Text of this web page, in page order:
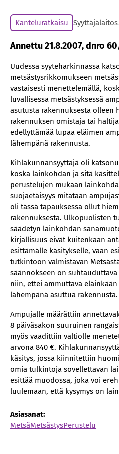
Kanteluratkaisu Syyttäjälaitos
Annettu 21.8.2007, dnro
Uudessa syyteharkinnassa
metsästysrikkomukseen
vastaisesti menettelemällä,
luvallisessa metsästyksessä
asutusta rakennuksesta olleen
rakennuksen omistaja tai
edellyttämää lupaa eläimen
lähempänä rakennusta.
Kihlakunnansyyttäjä oli
koska lainkohdan ja sitä
perustelujen mukaan
suojaetäisyys mitataan
oli tässä tapauksessa ollut
rakennuksesta. Ulkopuolisten
säädetyn lainkohdan
kirjallisuus eivät kuitenkaan
esittämälle käsitykselle, vaan
tutkintoon valmistavan
säännökseen on
niin, ettei ammuttava
lähempänä asuttua rakennusta.
Ampujalle määrättiin
8 päiväsakon suuruinen
myös vaadittiin valtiolle
arvona 840 €.
käsitys, jossa kiinnitettiin
omia tulkintoja sovellettavan
esittää muodossa, joka voi
luulemaan, että kysymys on
Asiasanat:
MetsäMetsästysPerustelu